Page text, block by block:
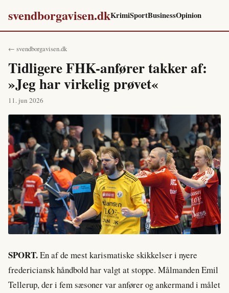
svendborgavisen.dkKrimiSportBusinessOpinion
← svendborgavisen.dk
Tidligere FHK-anfører takker af:
»Jeg har virkelig prøvet«
11. jun 2026
SPORT.En af de mest karismatiske skikkelser i nyere
fredericiansk håndbold har valgt at stoppe. Målmanden Emil
Tellerup, der i fem sæsoner var anfører og ankermand i målet